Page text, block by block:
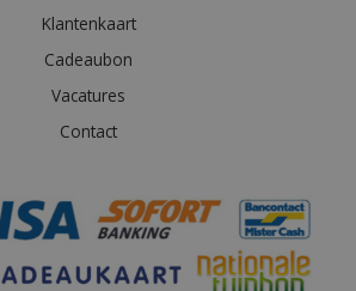
Klantenkaart
Cadeaubon
Vacatures
Contact